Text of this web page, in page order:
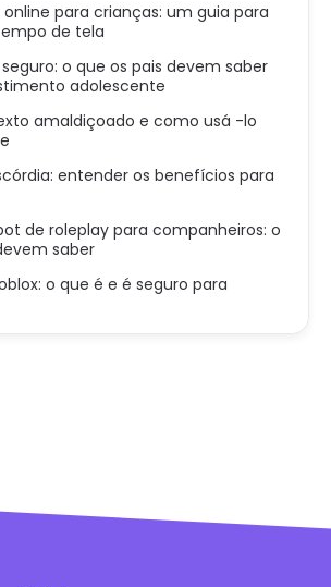
para crianças: um guia para
de tela
o que os pais devem saber
adolescente
amaldiçoado e como usá -lo
entender os benefícios para
de roleplay para companheiros: o
saber
o que é e é seguro para